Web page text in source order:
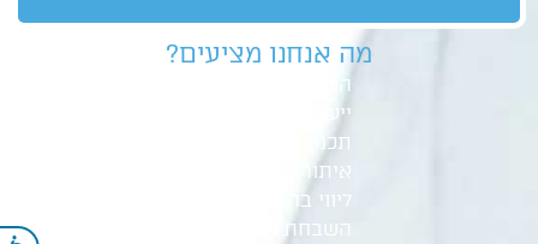
מה אנחנו מציעים?
השקעות נדל"ן
ייעוץ משכנתא
תכנון פיננסי
איתור נכסים
ליווי בהסכם רכישה
השבחת נכסים